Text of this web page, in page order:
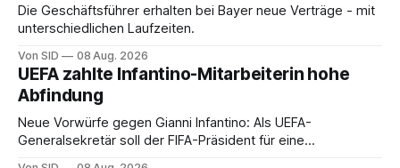
Die Geschäftsführer erhalten bei Bayer neue Verträge - mit
unterschiedlichen Laufzeiten.
Von SID 08 Aug. 2026
UEFA zahlte Infantino-Mitarbeiterin hohe
Abfindung
Neue Vorwürfe gegen Gianni Infantino: Als UEFA-
Generalsekretär soll der FIFA-Präsident für eine